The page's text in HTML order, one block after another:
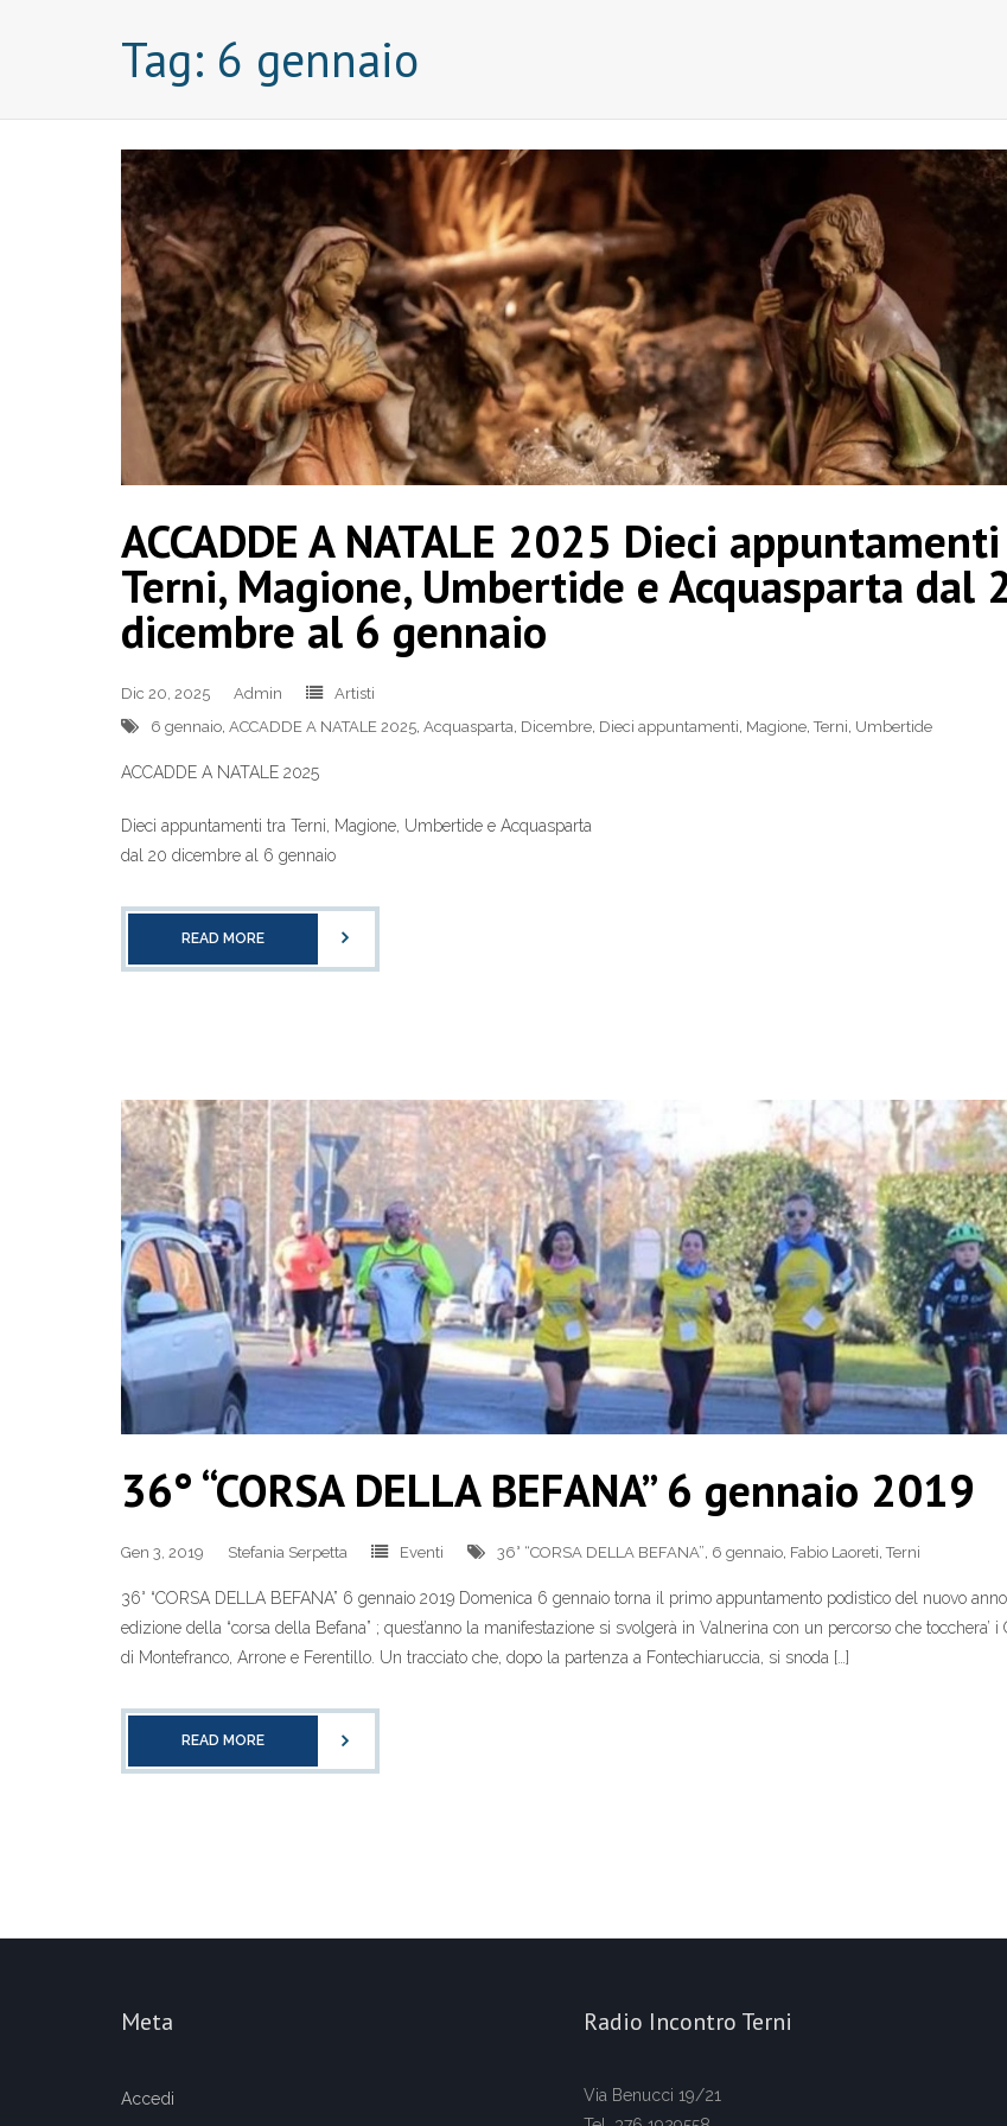
Tag: 6 gennaio
ACCADDE A NATALE 2025 Dieci
Terni, Magione, Umbertide e Acquasparta dal
dicembre al 6 gennaio
Dic 20, 2025 Admin
Artisti
6 gennaio ACCADDE A NATALE 2025 Acquasparta Dicembre Dieci appuntamenti Magione ,Terni Umbertide
ACCADDE A NATALE 2025
Dieci appuntamenti tra Terni, Magione, Umbertide e Acquasparta
dal 20 dicembre al 6 gennaio
READ MORE
36° “CORSA DELLA BEFANA” 6 gennaio 2019
Gen 3, 2019 Stefania Serpetta Eventi 36° “CORSA DELLA BEFANA” 6 gennaio Fabio Laoreti ,Terni
36° “CORSA DELLA BEFANA” 6 gennaio 2019 Domenica 6 gennaio torna il primo appuntamento podistico del nuovo
edizione della “corsa della Befana” ; quest’anno la manifestazione si svolgerà in Valnerina con un percorso che tocchera’ i
di Montefranco, Arrone e Ferentillo. Un tracciato che, dopo la partenza a Fontechiaruccia, si snoda […]
READ MORE
Meta
Accedi
Radio Incontro Terni
Via Benucci 19/21